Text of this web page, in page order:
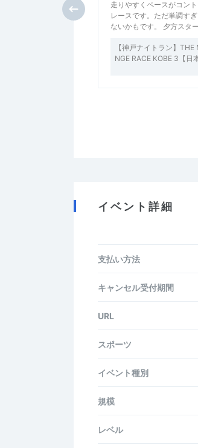
走りやすくペースがコン
レースです。ただ単調す
ないかもです。 夕方スタ
【神戸ナイトラン】
NGE RACE KOBE 3【日
イベント詳細
支払い方法
キャンセル受付期間
URL
スポーツ
イベント種別
規模
レベル